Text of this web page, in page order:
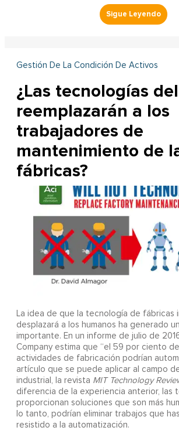
Gestión De La Condición De Activos
¿Las tecnologías
reemplazarán a los
trabajadores de
mantenimiento de
fábricas?
La idea de que la tecnología de fábricas
desplazará a los humanos ha generado
importante. En un informe de julio de
Company estima que “el 59 por ciento
actividades de fabricación podrían
artículo que se puede aplicar al campo
industrial, la revista MIT Technology
diferencia de la experiencia anterior, las
proporcionan soluciones que son más
lo tanto, podrían eliminar trabajos que
resistido a la automatización.